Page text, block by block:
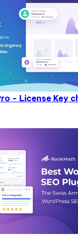
- License Key